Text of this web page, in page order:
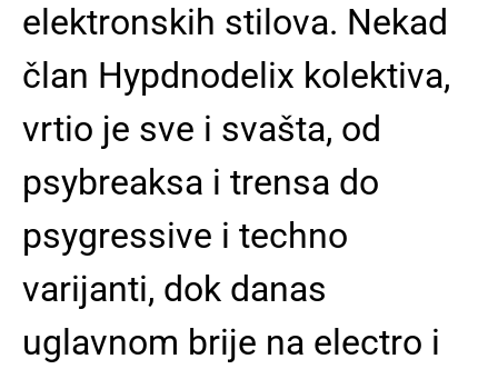
elektronskih stilova. Nekad
član Hypdnodelix kolektiva,
vrtio je sve i svašta, od
psybreaksa i trensa do
psygressive i techno
varijanti, dok danas
uglavnom brije na electro i